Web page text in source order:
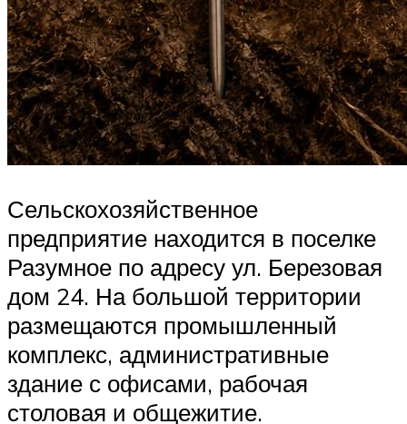
Сельскохозяйственное
предприятие находится в поселке
Разумное по адресу ул. Березовая
дом 24. На большой территории
размещаются промышленный
комплекс, административные
здание с офисами, рабочая
столовая и общежитие.